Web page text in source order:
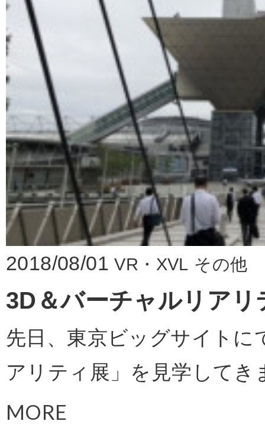
2018/08/01VR・XVL その他
3D＆バーチャルリアリ
先日、東京ビッグサイト
アリティ展」を見学してき
MORE